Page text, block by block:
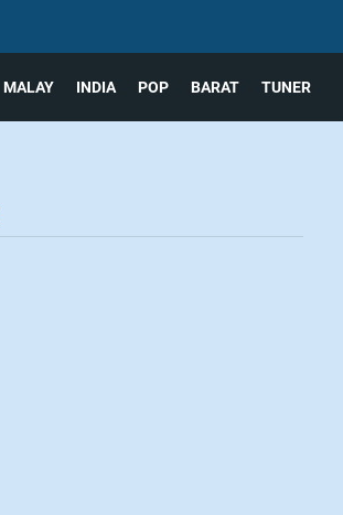
MALAY INDIA POP BARAT TUNER